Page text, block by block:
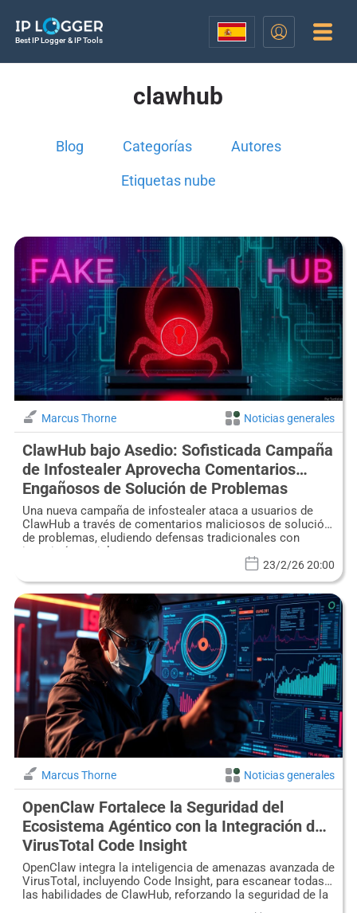
Best IP Logger & IP Tools
clawhub
Blog Categorías Autores
Etiquetas nube
Marcus Thorne Noticias generales
ClawHub bajo Asedio: Sofisticada Campaña
de Infostealer Aprovecha Comentarios
Engañosos de Solución de Problemas
Una nueva campaña de infostealer ataca a usuarios de
ClawHub a través de comentarios maliciosos de solución
de problemas, eludiendo defensas tradicionales con
ingeniería social.
23/2/26 20:00
Marcus Thorne Noticias generales
OpenClaw Fortalece la Seguridad del
Ecosistema Agéntico con la Integración de
VirusTotal Code Insight
OpenClaw integra la inteligencia de amenazas avanzada de
VirusTotal, incluyendo Code Insight, para escanear todas
las habilidades de ClawHub, reforzando la seguridad de la